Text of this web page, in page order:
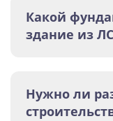
Какой
здание из
Нужно ли